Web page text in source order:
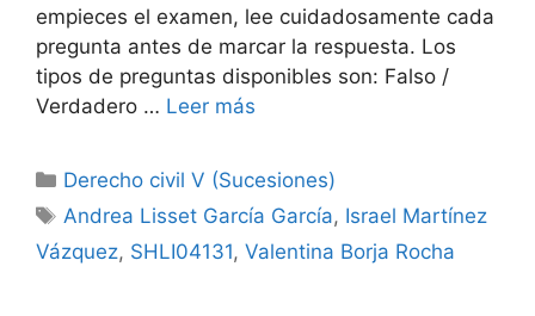
empieces el examen, lee cuidadosamente cada
pregunta antes de marcar la respuesta. Los
tipos de preguntas disponibles son: Falso /
Verdadero … Leer más
Categorías
Derecho civil V (Sucesiones)
Etiquetas
Andrea Lisset García García, Israel Martínez
Vázquez, SHLI04131, Valentina Borja Rocha